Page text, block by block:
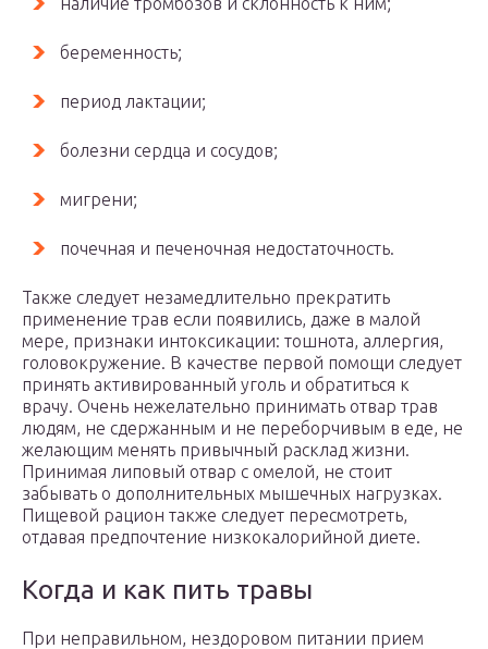
беременность;
период лактации;
болезни сердца и сосудов;
мигрени;
почечная и печеночная недостаточность.
Также следует незамедлительно прекратить
применение трав если появились, даже в малой
мере, признаки интоксикации: тошнота, аллергия,
головокружение. В качестве первой помощи следует
принять активированный уголь и обратиться к
врачу. Очень нежелательно принимать отвар трав
людям, не сдержанным и не переборчивым в еде, не
желающим менять привычный расклад жизни.
Принимая липовый отвар с омелой, не стоит
забывать о дополнительных мышечных нагрузках.
Пищевой рацион также следует пересмотреть,
отдавая предпочтение низкокалорийной диете.
Когда и как пить травы
При неправильном, нездоровом питании прием